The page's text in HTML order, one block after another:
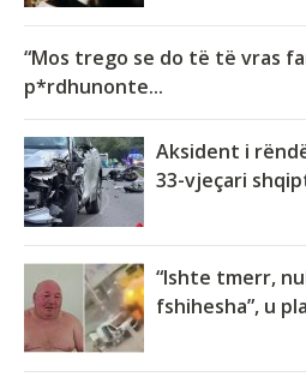
“Mos trego se do të të vras
p*rdhunonte...
Aksident i
33-vjeçari
“Ishte tmerr,
fshihesha”, u